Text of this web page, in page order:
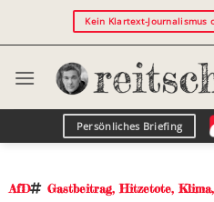
Kein Klartext-Journalismus
Persönliches Briefing
AfD Gastbeitrag,Hitzetote, Klima